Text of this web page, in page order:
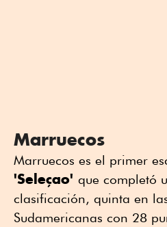
Marruecos
Marruecos es el primer
'Seleçao' que completó
clasificación, quinta en
Sudamericanas con 28